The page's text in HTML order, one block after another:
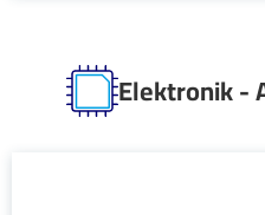
Elektronik -